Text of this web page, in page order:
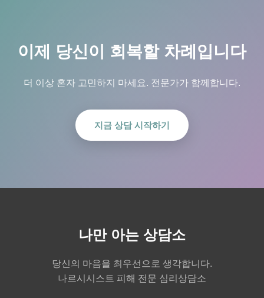
이제 당신이 회복할 차례입니다
더 이상 혼자 고민하지 마세요. 전문가가 함께합니다.
지금 상담 시작하기
나만 아는 상담소
당신의 마음을 최우선으로 생각합니다.
나르시시스트 피해 전문 심리상담소